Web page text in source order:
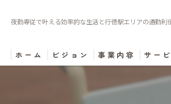
夜勤専従で叶える効率的な生活と行徳駅エリアの通勤利
ホーム ビジョン 事業内容 サー